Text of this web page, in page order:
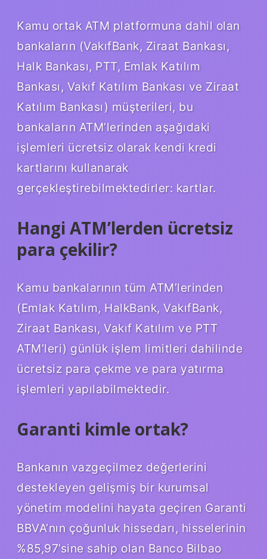
Kamu ortak ATM platformuna dahil olan
bankaların (VakıfBank, Ziraat Bankası,
Halk Bankası, PTT, Emlak Katılım
Bankası, Vakıf Katılım Bankası ve Ziraat
Katılım Bankası) müşterileri, bu
bankaların ATM’lerinden aşağıdaki
işlemleri ücretsiz olarak kendi kredi
kartlarını kullanarak
gerçekleştirebilmektedirler: kartlar.
Hangi ATM’lerden ücretsiz
para çekilir?
Kamu bankalarının tüm ATM’lerinden
(Emlak Katılım, HalkBank, VakıfBank,
Ziraat Bankası, Vakıf Katılım ve PTT
ATM’leri) günlük işlem limitleri dahilinde
ücretsiz para çekme ve para yatırma
işlemleri yapılabilmektedir.
Garanti kimle ortak?
Bankanın vazgeçilmez değerlerini
destekleyen gelişmiş bir kurumsal
yönetim modelini hayata geçiren Garanti
BBVA’nın çoğunluk hissedarı, hisselerinin
%85,97’sine sahip olan Banco Bilbao